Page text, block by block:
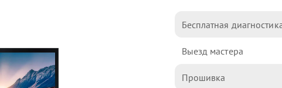
Бесплатная
Выезд мастера
Прошивка